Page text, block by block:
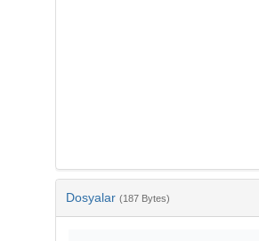
Dosyalar (187 Bytes)